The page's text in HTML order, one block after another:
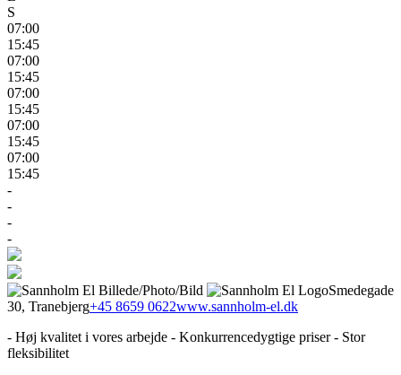
S
07:00
15:45
07:00
15:45
07:00
15:45
07:00
15:45
07:00
15:45
-
-
-
-
Smedegade
30, Tranebjerg+45 8659 0622www.sannholm-el.dk
- Høj kvalitet i vores arbejde - Konkurrencedygtige priser - Stor
fleksibilitet